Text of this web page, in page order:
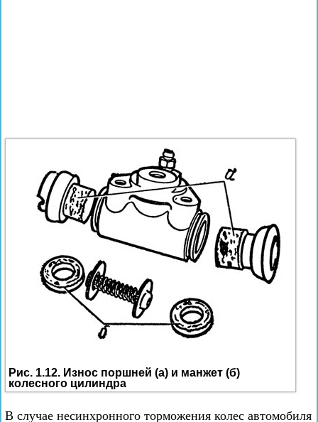
Рис. 1.12. Износ поршней (а) и манжет (б)
колесного цилиндра
В случае несинхронного торможения колес автомобиля